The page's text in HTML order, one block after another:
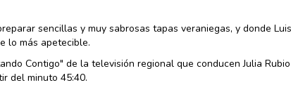
sencillas y muy sabrosas tapas veraniegas, y donde
lo más apetecible.
Contigo" de la televisión regional que conducen Julia
del minuto 45:40.